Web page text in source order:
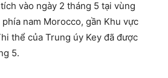
vào ngày 2 tháng 5 tại vùng
nam Morocco, gần Khu vực
thể của Trung úy Key đã được
5.